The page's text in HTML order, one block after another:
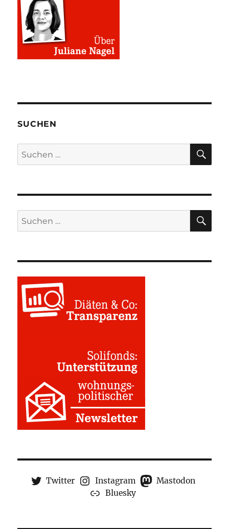
SUCHEN
Suchen
nach:
Suchen
nach:
Twitter Instagram
Mastodon
Bluesky